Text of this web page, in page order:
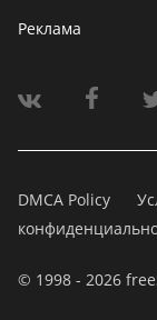
Реклама
DMCA Policy
© 1998 - 2026